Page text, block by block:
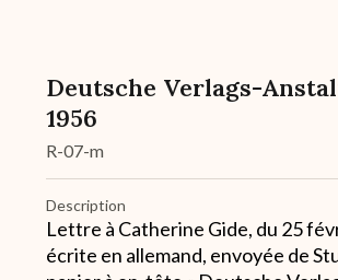
Deutsche Verlags-
1956
R-07-m
Description
Lettre à Catherine Gide, du 25
écrite en allemand, envoyée de